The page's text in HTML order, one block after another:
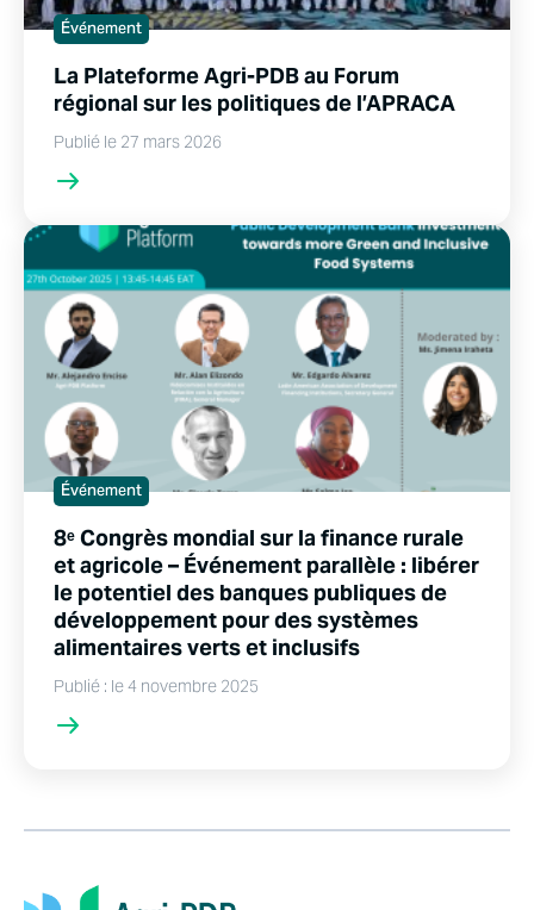
Événement
La Plateforme Agri-PDB au Forum
régional sur les politiques de l’APRACA
Publié le 27 mars 2026
Événement
8ᵉ Congrès mondial sur la finance rurale
et agricole – Événement parallèle : libérer
le potentiel des banques publiques de
développement pour des systèmes
alimentaires verts et inclusifs
Publié : le 4 novembre 2025